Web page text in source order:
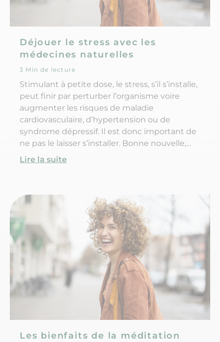
Déjouer le stress avec les
médecines naturelles
3 Min de lecture
Stimulant à petite dose, le stress, s’il s’installe,
peut finir par perturber l’organisme voire
augmenter les risques de maladie
cardiovasculaire, d’hypertension ou de
syndrome dépressif. Il est donc important de
ne pas le laisser s’installer. Bonne nouvelle,
homéopathie, aromathérapie et
Lire la suite
Les bienfaits de la méditation